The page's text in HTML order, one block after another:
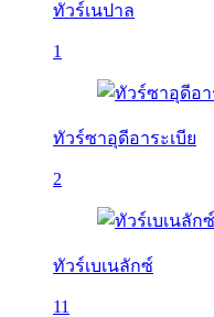
ทัวร์เนปาล
1
ทัวร์ซาอุดีอาระเบีย
2
ทัวร์เบเนลักซ์
11